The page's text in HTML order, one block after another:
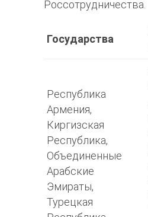
Россотрудничества.
Государства
Республика
Армения,
Киргизская
Республика,
Объединенные
Арабские
Эмираты,
Турецкая